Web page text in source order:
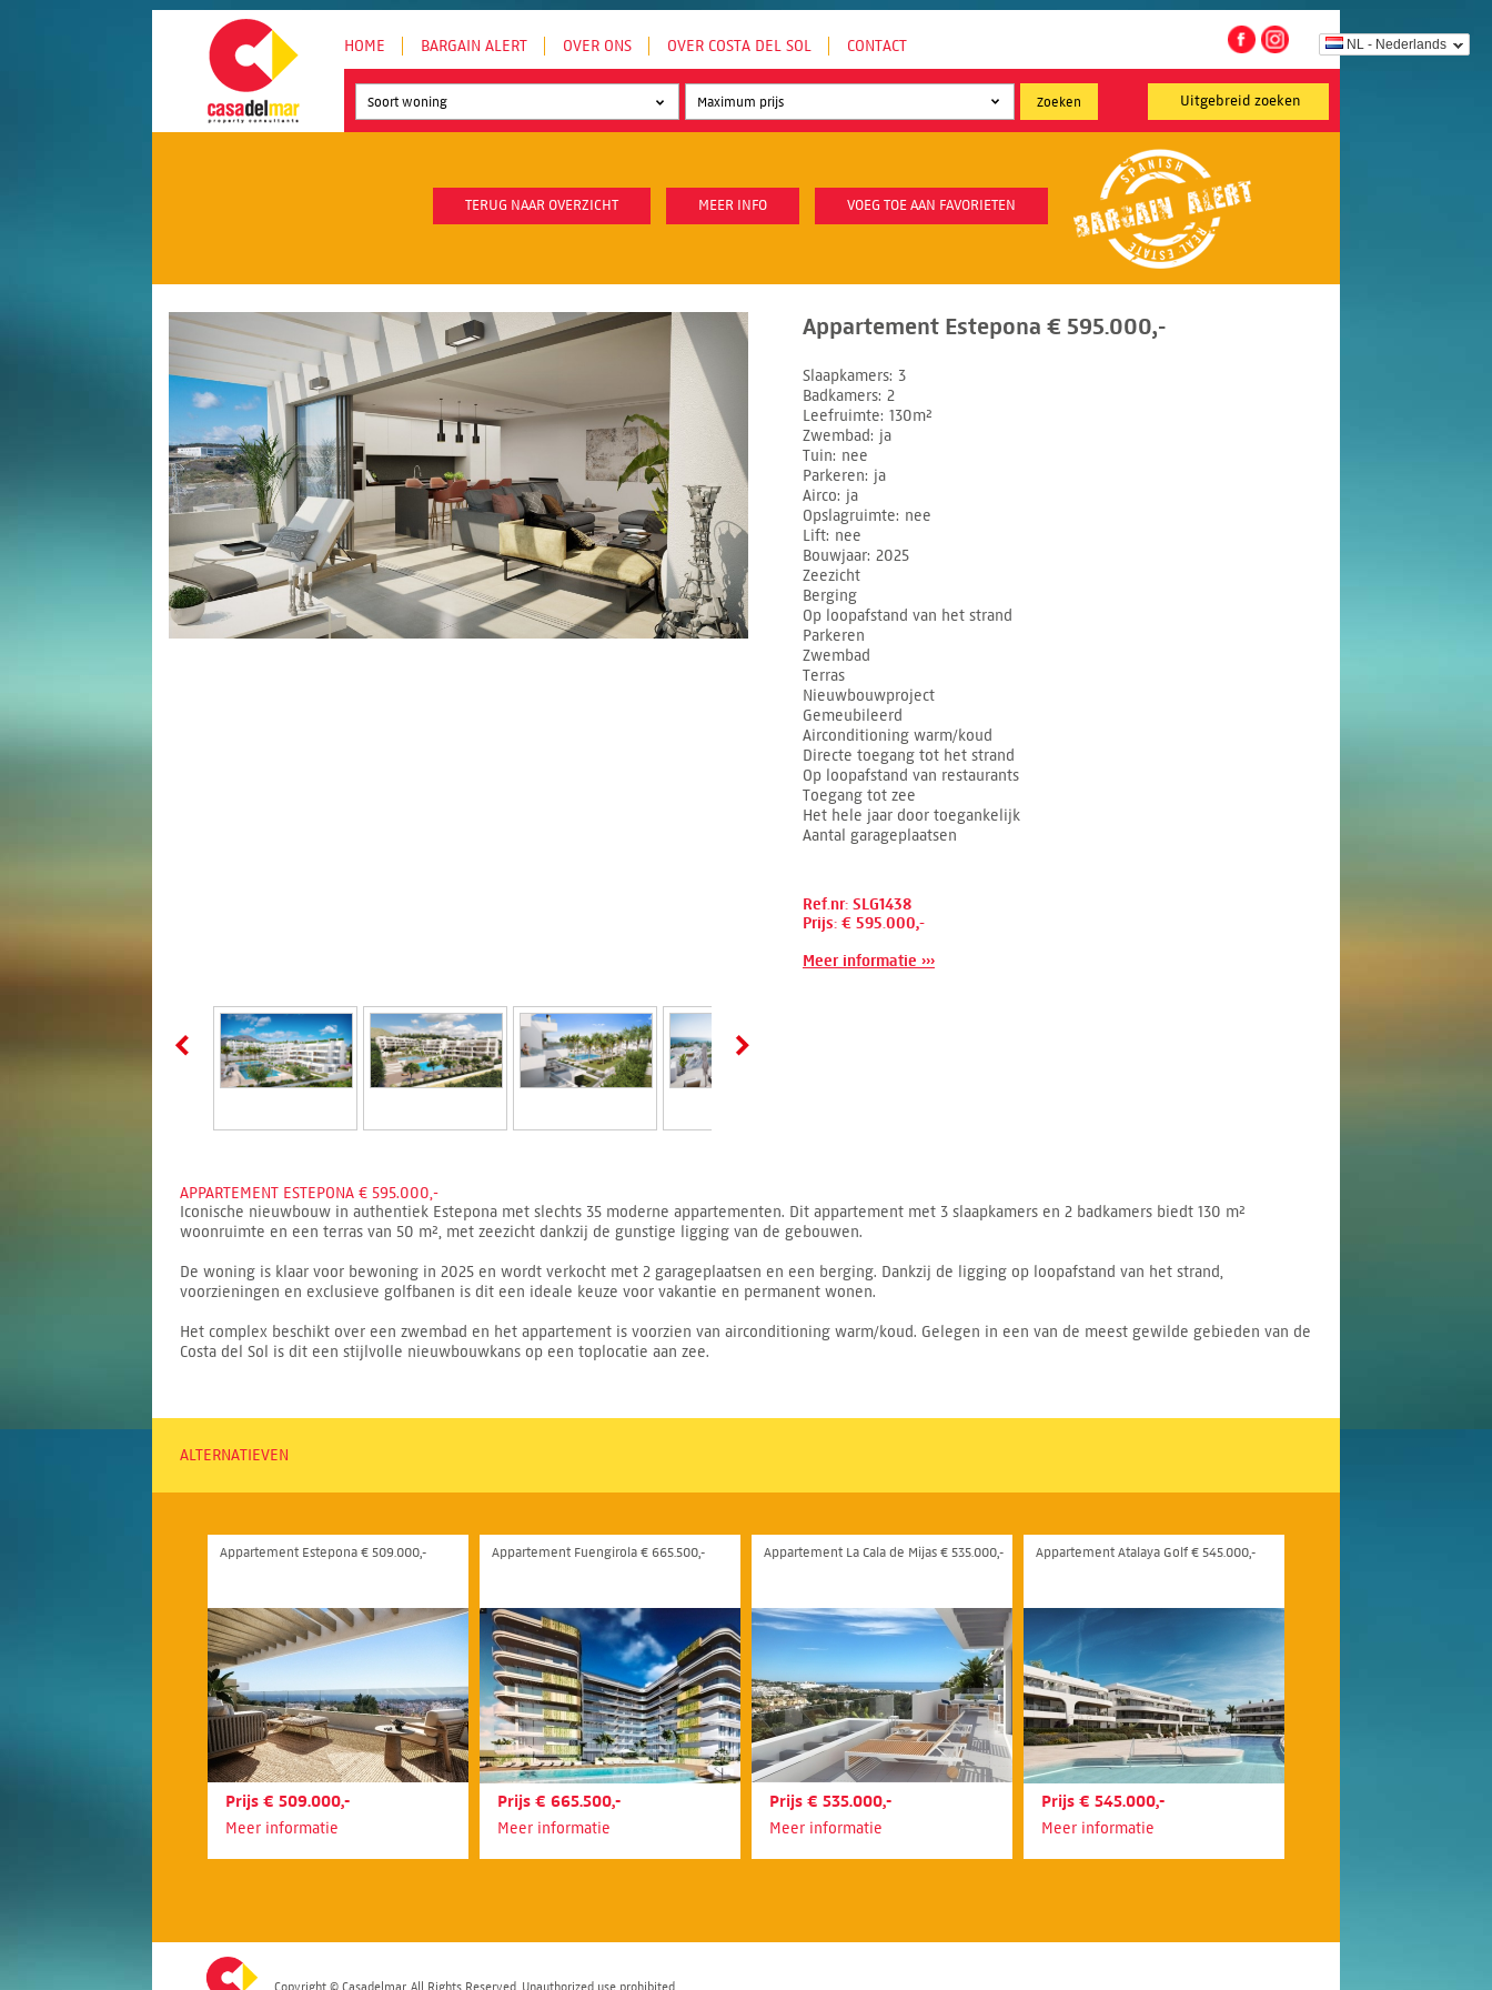
NL - Nederlands
HOME BARGAIN ALERT OVER ONS OVER COSTA DEL SOL CONTACT
Uitgebreid zoeken
Soort woning
TERUG NAAR OVERZICHT MEER INFO VOEG TOE AAN FAVORIETEN
Appartement Estepona € 595.000,-
Slaapkamers 3
Badkamers 2
Leefruimte 130m²
Zwembad
ja
Tuin nee
Parkeren ja
Airco ja
Opslagruimte nee
Lift nee
Bouwjaar 2025
Zeezicht
Berging
Op loopafstand van het strand
Parkeren
Zwembad
Terras
Nieuwbouwproject
Gemeubileerd
Airconditioning warm/koud
Directe toegang tot het strand
Op loopafstand van restaurants
Toegang tot zee
Het hele jaar door toegankelijk
Aantal garageplaatsen
Ref.nr: SLG1438
Prijs: € 595.000,-
Meer informatie ›››
APPARTEMENT ESTEPONA € 595.000,-
Iconische nieuwbouw in authentiek Estepona met slechts 35 moderne appartementen. Dit appartement met 3 slaapkamers en 2 badkamers biedt 130 m²
woonruimte en een terras van 50 m², met zeezicht dankzij de gunstige ligging van de gebouwen.
De woning is klaar voor bewoning in 2025 en wordt verkocht met 2 garageplaatsen en een berging. Dankzij de ligging op loopafstand van het strand,
voorzieningen en exclusieve golfbanen is dit een ideale keuze voor vakantie en permanent wonen.
Het complex beschikt over een zwembad en het appartement is voorzien van airconditioning warm/koud. Gelegen in een van de meest gewilde gebieden van de
Costa del Sol is dit een stijlvolle nieuwbouwkans op een toplocatie aan zee.
ALTERNATIEVEN
Appartement Estepona € 509.000,-
Prijs € 509.000,-
Meer informatie
Appartement Fuengirola € 665.500,-
Prijs € 665.500,-
Meer informatie
Appartement La Cala de Mijas € 535.000,-
Prijs € 535.000,-
Meer informatie
Appartement Atalaya Golf € 545.000,-
Prijs € 545.000,-
Meer informatie
Copyright © Casadelmar. All Rights Reserved. Unauthorized use prohibited.